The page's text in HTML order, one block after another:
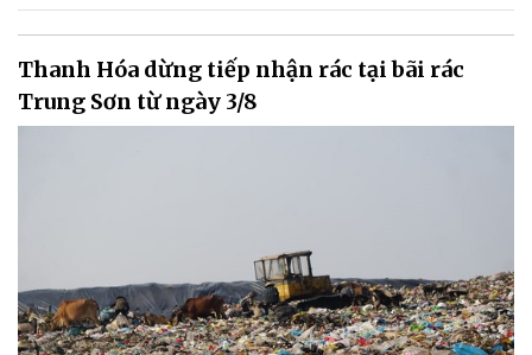
Thanh Hóa dừng tiếp nhận rác tại bãi rác
Trung Sơn từ ngày 3/8